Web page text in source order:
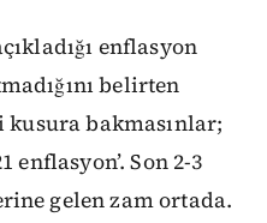
enflasyon
belirten
bakmasınlar;
Son 2-3
gelen zam ortada.